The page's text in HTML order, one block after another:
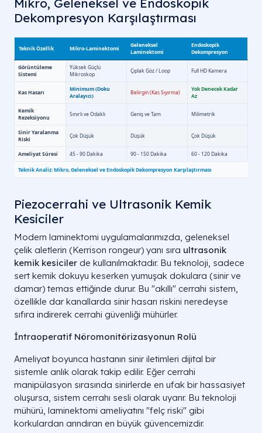
Mikro, Geleneksel ve Endoskopik
Dekompresyon Karşılaştırması
Piezocerrahi ve Ultrasonik Kemik
Kesiciler
Modern laminektomi uygulamalarımızda, geleneksel
çelik aletlerin (Kerrison rongeur) yanı sıra ultrasonik
kemik kesiciler de kullanılmaktadır. Bu teknoloji, sadece
sert kemik dokuyu keserken yumuşak dokulara (sinir ve
damar) temas ettiğinde durur. Bu "akıllı" cerrahi sistem,
özellikle dar kanallarda sinir hasarı riskini neredeyse
sıfıra indirerek cerrahi güvenliği mühürler.
İntraoperatif Nöromonitörizasyonun Rolü
Ameliyat boyunca hastanın sinir iletimleri dijital bir
sistemle anlık olarak takip edilir. Eğer cerrahi
manipülasyon sırasında sinirlerde en ufak bir hassasiyet
oluşursa, sistem cerrahı sesli olarak uyarır. Bu teknoloji
mühürü, laminektomi ameliyatını "felç riski" gibi
korkulardan arındıran en büyük güvencemizdir.